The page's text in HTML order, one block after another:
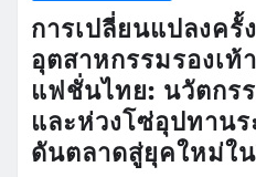
การเปลี่ยนแปลงครั้
อุตสาหกรรมรองเท้
แฟชั่นไทย: นวัตกร
และห่วงโซ่อุปทาน
ดันตลาดสู่ยุคใหม่ใ